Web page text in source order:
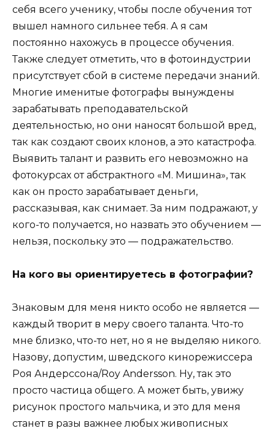
себя всего ученику, чтобы после обучения тот
вышел намного сильнее тебя. А я сам
постоянно нахожусь в процессе обучения.
Также следует отметить, что в фотоиндустрии
присутствует сбой в системе передачи знаний.
Многие именитые фотографы вынуждены
зарабатывать преподавательской
деятельностью, но они наносят большой вред,
так как создают своих клонов, а это катастрофа.
Выявить талант и развить его невозможно на
фотокурсах от абстрактного «М. Мишина», так
как он просто зарабатывает деньги,
рассказывая, как снимает. За ним подражают, у
кого-то получается, но назвать это обучением —
нельзя, поскольку это — подражательство.
На кого вы ориентируетесь в фотографии?
Знаковым для меня никто особо не является —
каждый творит в меру своего таланта. Что-то
мне близко, что-то нет, но я не выделяю никого.
Назову, допустим, шведского кинорежиссера
Роя Андерссона/Roy Andersson. Ну, так это
просто частица общего. А может быть, увижу
рисунок простого мальчика, и это для меня
станет в разы важнее любых живописных